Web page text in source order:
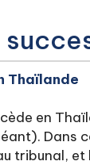
Thaïlande
en
Dans
tribunal,